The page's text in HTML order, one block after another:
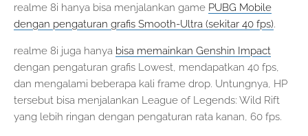
realme 8i hanya bisa menjalankan game PUBG Mobile
dengan pengaturan grafis Smooth-Ultra (sekitar 40 fps).
realme 8i juga hanya bisa memainkan Genshin Impact
dengan pengaturan grafis Lowest, mendapatkan 40 fps,
dan mengalami beberapa kali frame drop. Untungnya, HP
tersebut bisa menjalankan League of Legends: Wild Rift
yang lebih ringan dengan pengaturan rata kanan, 60 fps.